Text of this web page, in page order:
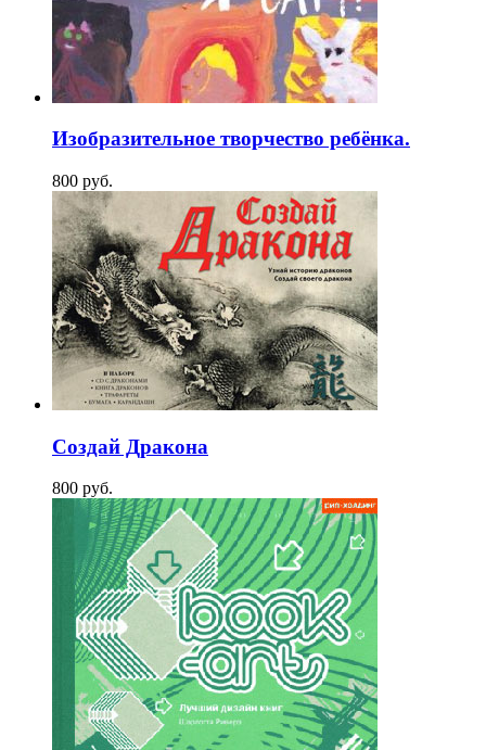
Изобразительное творчество ребёнка.
800 pуб.
Создай Дракона
800 pуб.